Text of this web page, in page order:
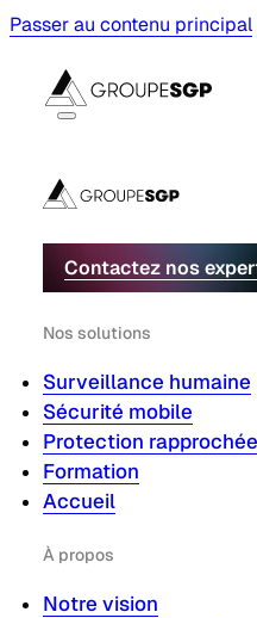
Passer au contenu principal
Contactez nos
Nos solutions
Surveillance humaine
Sécurité mobile
Protection rapprochée
Formation
Accueil
À propos
Notre vision